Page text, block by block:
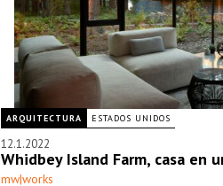
ARQUITECTURA ESTADOS UNIDOS
12.1.2022
Whidbey Island Farm, casa en
mw|works